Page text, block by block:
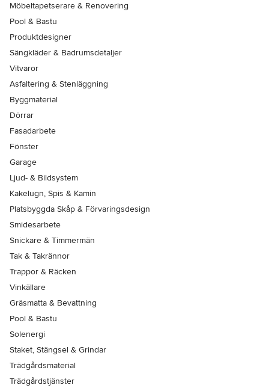
Möbeltapetserare & Renovering
Pool & Bastu
Produktdesigner
Sängkläder & Badrumsdetaljer
Vitvaror
Asfaltering & Stenläggning
Byggmaterial
Dörrar
Fasadarbete
Fönster
Garage
Ljud- & Bildsystem
Kakelugn, Spis & Kamin
Platsbyggda Skåp & Förvaringsdesign
Smidesarbete
Snickare & Timmermän
Tak & Takrännor
Trappor & Räcken
Vinkällare
Gräsmatta & Bevattning
Pool & Bastu
Solenergi
Staket, Stängsel & Grindar
Trädgårdsmaterial
Trädgårdstjänster